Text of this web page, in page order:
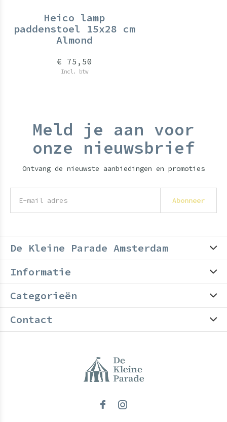
Heico lamp
paddenstoel 15x28 cm
Almond
€ 75,50
Incl. btw
Meld je aan voor
onze nieuwsbrief
Ontvang de nieuwste aanbiedingen en promoties
Abonneer
De Kleine Parade Amsterdam
Informatie
Categorieën
Contact